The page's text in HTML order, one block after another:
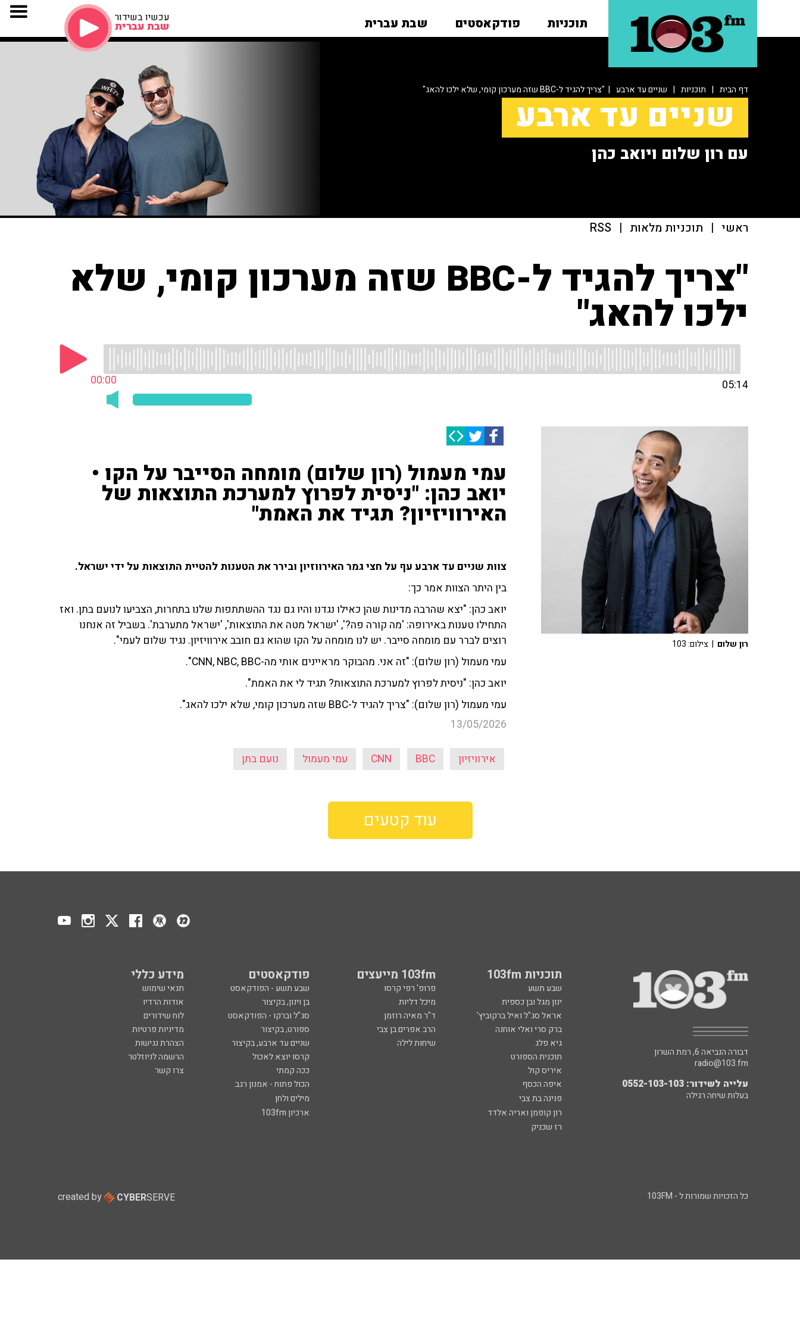
תוכניות פודקאסטים שבת עברית עכשיו בשידור
שבת עברית
דף הבית | תוכניות | שניים עד ארבע | "צריך להגיד ל-BBC שזה מערכון קומי, שלא ילכו להאג"
שניים עד ארבע
עם רון שלום ויואב כהן
ראשי | תוכניות מלאות |
RSS
"צריך להגיד ל-BBC שזה מערכון קומי, שלא
ילכו להאג"
00:00 05:14
עמי מעמול (רון שלום) מומחה הסייבר על הקו •
יואב כהן: "ניסית לפרוץ למערכת התוצאות של
האירוויזיון? תגיד את האמת"
צוות שניים עד ארבע עף על חצי גמר האירווזיון ובירר את הטענות להטיית התוצאות על ידי ישראל.
בין היתר הצוות אמר כך:
יואב כהן: "יצא שהרבה מדינות שהן כאילו נגדנו והיו גם נגד ההשתתפות שלנו בתחרות, הצביעו לנועם בתן. ואז
התחילו טענות באירופה: 'מה קורה פה?', 'ישראל מטה את התוצאות', 'ישראל מתערבת'. בשביל זה אנחנו
רוצים לברר עם מומחה סייבר. יש לנו מומחה על הקו שהוא גם חובב אירוויזיון. נגיד שלום לעמי".
עמי מעמול (רון שלום): "זה אני. מהבוקר מראיינים אותי מה-CNN, NBC, BBC".
יואב כהן: "ניסית לפרוץ למערכת התוצאות? תגיד לי את האמת".
עמי מעמול (רון שלום): "צריך להגיד ל-BBC שזה מערכון קומי, שלא ילכו להאג".
13/05/2026
אירוויזיון BBC
CNN עמי מעמול נועם בתן
רון שלום | צילום: 103
עוד קטעים
תוכניות 103fm 103fm מייעצים פודקאסטים מידע כללי
שבע תשע פרופ' רפי קרסו שבע תשע - הפודקאסט
תנאי שימוש
ינון מגל ובן כספית
מיכל דליות בן וינון, בקיצור
אודות הרדיו
אראל סג"ל ואיל ברקוביץ'
ד"ר מאיה רוזמן סג"ל וברקו - הפודקאסט
לוח שידורים
ברק סרי ואלי אוחנה
הרב אפרים בן צבי ספורט, בקיצור
מדיניות פרטיות
גיא פלג
שיחות לילה שניים עד ארבע, בקיצור
הצהרת נגישות
תוכנית הספורט
קרסו יוצא לאכול
הרשמה לניוזלטר
איריס קול
ככה קמתי
צרו קשר
איפה הכסף
הכול פתוח - אמנון רגב
פנינה בת צבי
מילים ולחן
רון קופמן ואריה אלדד
ארכיון 103fm
רז שכניק
דבורה הנביאה 6, רמת השרון
radio@103.fm
עלייה לשידור: 0552-103-103
בעלות שיחה רגילה
כל הזכויות שמורות ל - 103FM created by CYBERSERVE